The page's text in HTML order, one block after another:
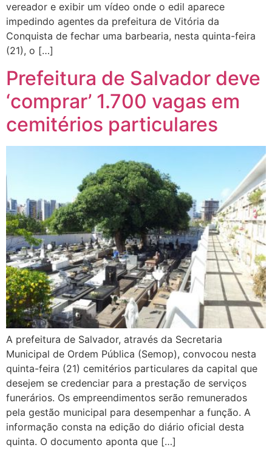
vereador e exibir um vídeo onde o edil aparece
impedindo agentes da prefeitura de Vitória da
Conquista de fechar uma barbearia, nesta quinta-feira
(21), o […]
Prefeitura de Salvador deve
‘comprar’ 1.700 vagas em
cemitérios particulares
A prefeitura de Salvador, através da Secretaria
Municipal de Ordem Pública (Semop), convocou nesta
quinta-feira (21) cemitérios particulares da capital que
desejem se credenciar para a prestação de serviços
funerários. Os empreendimentos serão remunerados
pela gestão municipal para desempenhar a função. A
informação consta na edição do diário oficial desta
quinta. O documento aponta que […]